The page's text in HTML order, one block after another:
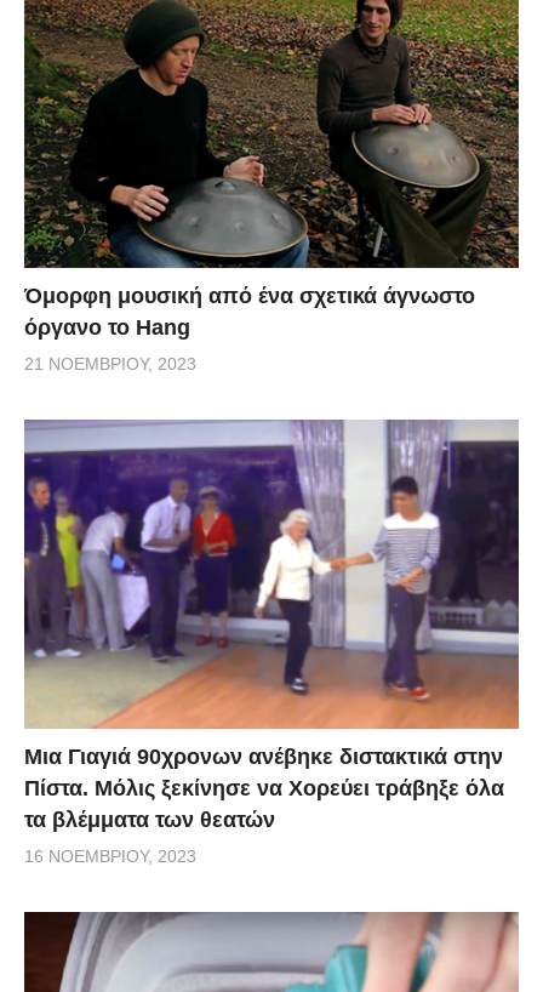
Όμορφη μουσική από ένα σχετικά άγνωστο
όργανο το Hang
21 ΝΟΕΜΒΡΊΟΥ, 2023
Μια Γιαγιά 90χρονων ανέβηκε διστακτικά στην
Πίστα. Μόλις ξεκίνησε να Χορεύει τράβηξε όλα
τα βλέμματα των θεατών
16 ΝΟΕΜΒΡΊΟΥ, 2023